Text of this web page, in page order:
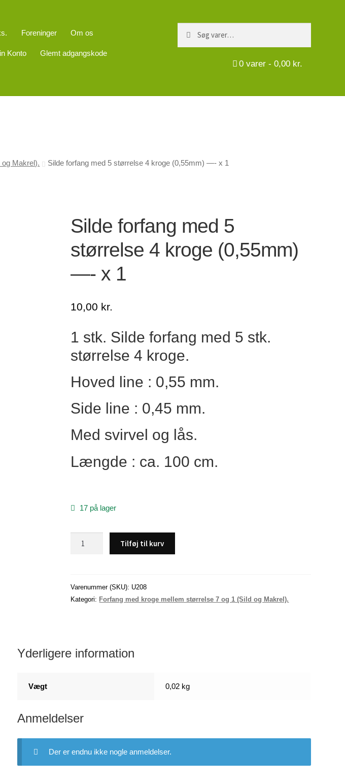
Foreninger Om os
Konto Glemt adgangskode
0varer - 0,00 kr.
Makrel). Silde forfang med 5 størrelse 4 kroge (0,55mm) —- x 1
Silde forfang med 5
størrelse 4 kroge (0,55mm)
—- x 1
10,00 kr.
1 stk. Silde forfang med 5 stk.
størrelse 4 kroge.
Hoved line : 0,55 mm.
Side line : 0,45 mm.
Med svirvel og lås.
Længde : ca. 100 cm.
17 på lager
størrelse
4
-
Tilføj til kurv
Varenummer (SKU): U208
Kategori: Forfang med kroge mellem størrelse 7 og 1 (Sild og Makrel).
Yderligere information
Vægt 0,02 kg
Anmeldelser
Der er endnu ikke nogle anmeldelser.